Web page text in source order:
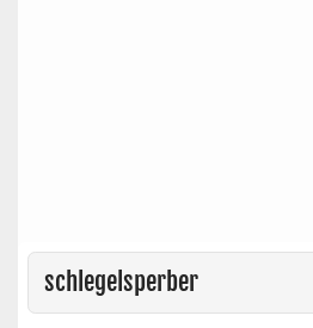
schlegelsperber